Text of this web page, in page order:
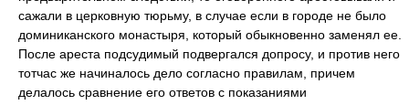
сажали в церковную тюрьму, в случае если в городе не было
доминиканского монастыря, который обыкновенно заменял ее.
После ареста подсудимый подвергался допросу, и против него
тотчас же начиналось дело согласно правилам, причем
делалось сравнение его ответов с показаниями